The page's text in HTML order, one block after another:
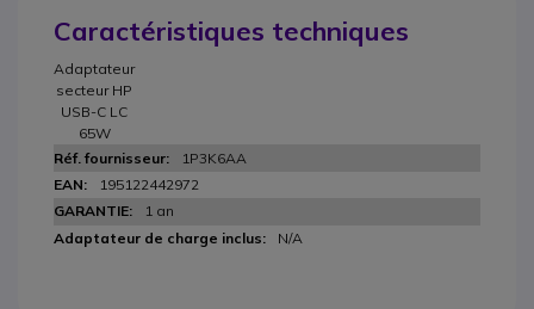
Caractéristiques techniques
Adaptateur
secteur HP
USB-C LC
65W
1P3K6AA
195122442972
1 an
N/A